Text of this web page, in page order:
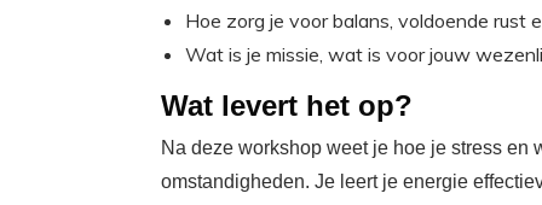
Hoe zorg je voor balans, voldoende rust
Wat is je missie, wat is voor jouw
Wat levert het op?
Na deze workshop weet je hoe je stress
omstandigheden. Je leert je energie